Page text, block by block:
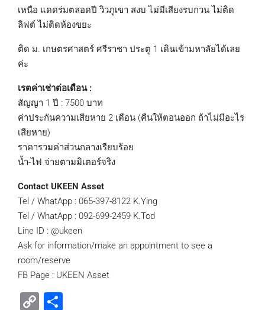
เหนือ แดดร่มตลอดปี วิวภูเขา สงบ ไม่มีเสียงรบกวน ไม่ติด
ลิฟต์ ไม่ติดห้องขยะ
ติด ม. เกษตรศาสตร์ ศรีราชา ประตู 1 เดินเข้ามหาลัยได้เลย
ค่ะ
เรตค่าเช่าต่อเดือน :
สัญญา 1 ปี : 7500 บาท
ค่าประกันความเสียหาย 2 เดือน (คืนให้ตอนออก ถ้าไม่มีอะไร
เสียหาย)
ราคารวมค่าส่วนกลางเรียบร้อย
น้ำ-ไฟ จ่ายตามมิเตอร์จริง
Contact UKEEN Asset
Tel / WhatApp : 065-397-8122 K.Ying
Tel / WhatApp : 092-699-2459 K.Tod
Line ID : @ukeen
Ask for information/make an appointment to see a
room/reserve
FB Page : UKEEN Asset
Copy